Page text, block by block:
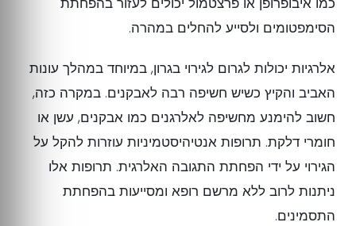
הסימפטומים ולסייע להחלים במהרה.
אלרגיות יכולות לגרום לגירוי בגרון, במיוחד במהלך עונות
האביב והקיץ כשיש חשיפה רבה לאבקנים. במקרה כזה,
חשוב להימנע מחשיפה לאלרגנים כמו אבקנים, עשן או
חומרי דלקת. תרופות אנטיהיסטמיניות עוזרות להקל על
הגירוי על ידי הפחתת התגובה האלרגית. תרופות אלו
ניתנות לרוב ללא מרשם רופא ומסייעות בהפחתת
התסמינים.